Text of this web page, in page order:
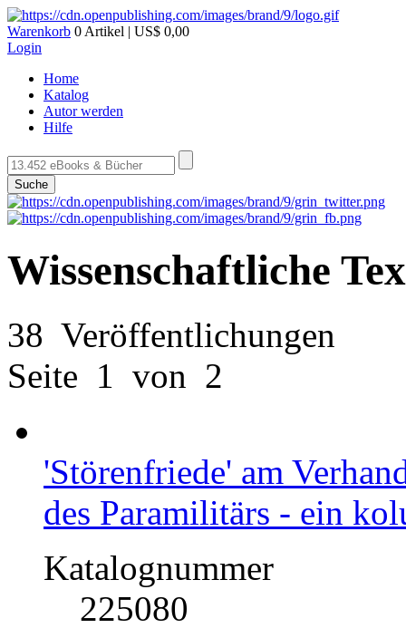
Warenkorb 0 Artikel | US$ 0,00
Login
Home
Katalog
Autor werden
Hilfe
Suche
Wissenschaftliche
38 Veröffentlichungen
Seite 1 von 2
'Störenfriede' am
des Paramilitärs - ein